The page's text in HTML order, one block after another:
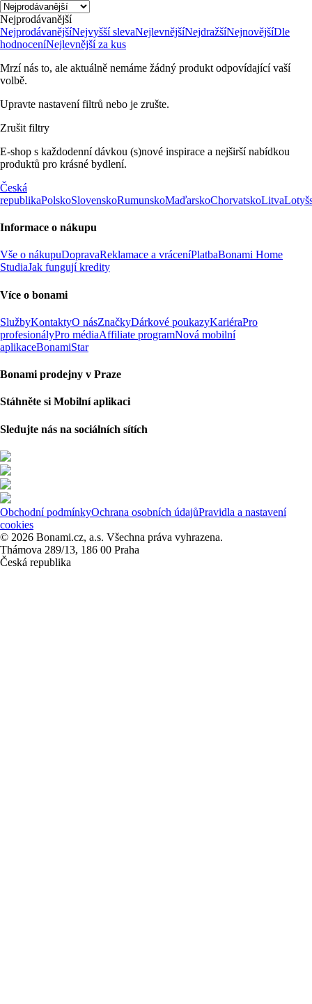
Nejprodávanější
NejprodávanějšíNejvyšší slevaNejlevnějšíNejdražšíNejnovějšíDle
hodnoceníNejlevnější za kus
Mrzí nás to, ale aktuálně nemáme žádný produkt odpovídající vaší
volbě.
Upravte nastavení filtrů nebo je zrušte.
Zrušit filtry
E-shop s každodenní dávkou (s)nové inspirace a nejširší nabídkou
produktů pro krásné bydlení.
Česká
republikaPolskoSlovenskoRumunskoMaďarskoChorvatskoLitva
Informace o nákupu
Vše o nákupuDopravaReklamace a vráceníPlatbaBonami Home
StudiaJak fungují kredity
Více o bonami
SlužbyKontaktyO násZnačkyDárkové poukazyKariéraPro
profesionályPro médiaAffiliate programNová mobilní
aplikaceBonamiStar
Bonami prodejny v Praze
Stáhněte si Mobilní aplikaci
Sledujte nás na sociálních sítích
Obchodní podmínkyOchrana osobních údajůPravidla a nastavení
cookies
© 2026 Bonami.cz, a.s. Všechna práva vyhrazena.
Thámova 289/13, 186 00 Praha
Česká republika